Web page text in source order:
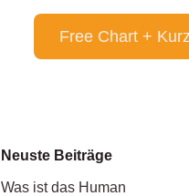
Free Chart +
Neuste Beiträge
Was ist das Human